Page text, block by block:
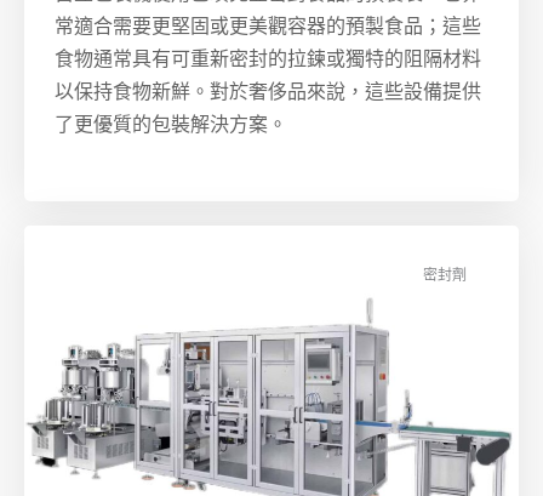
常適合需要更堅固或更美觀容器的預製食品；這些
食物通常具有可重新密封的拉鍊或獨特的阻隔材料
以保持食物新鮮。對於奢侈品來說，這些設備提供
了更優質的包裝解決方案。
密封劑